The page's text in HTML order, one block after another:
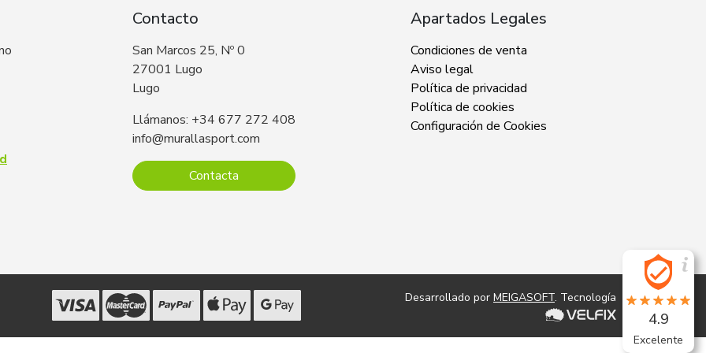
Contacto
San Marcos 25, Nº 0
27001 Lugo
Lugo
Llámanos: +34 677 272 408
info@murallasport.com
Contacta
Apartados Legales
Condiciones de venta
Aviso legal
Política de privacidad
Política de cookies
Configuración de Cookies
Desarrollado por MEIGASOFT. Tecnología
4.9
Excelente